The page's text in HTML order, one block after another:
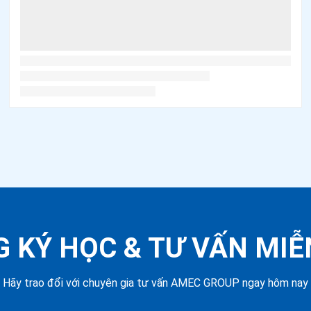
KÝ HỌC & TƯ VẤN
Hãy trao đổi với chuyên gia tư vấn AMEC GROUP ngay hôm nay